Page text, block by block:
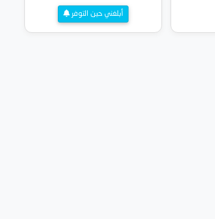
أبلغني حين التوفر